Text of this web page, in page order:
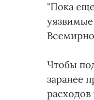
"Пока
Чтобы
заранее